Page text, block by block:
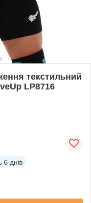
текстильний
LP8716
6 днів